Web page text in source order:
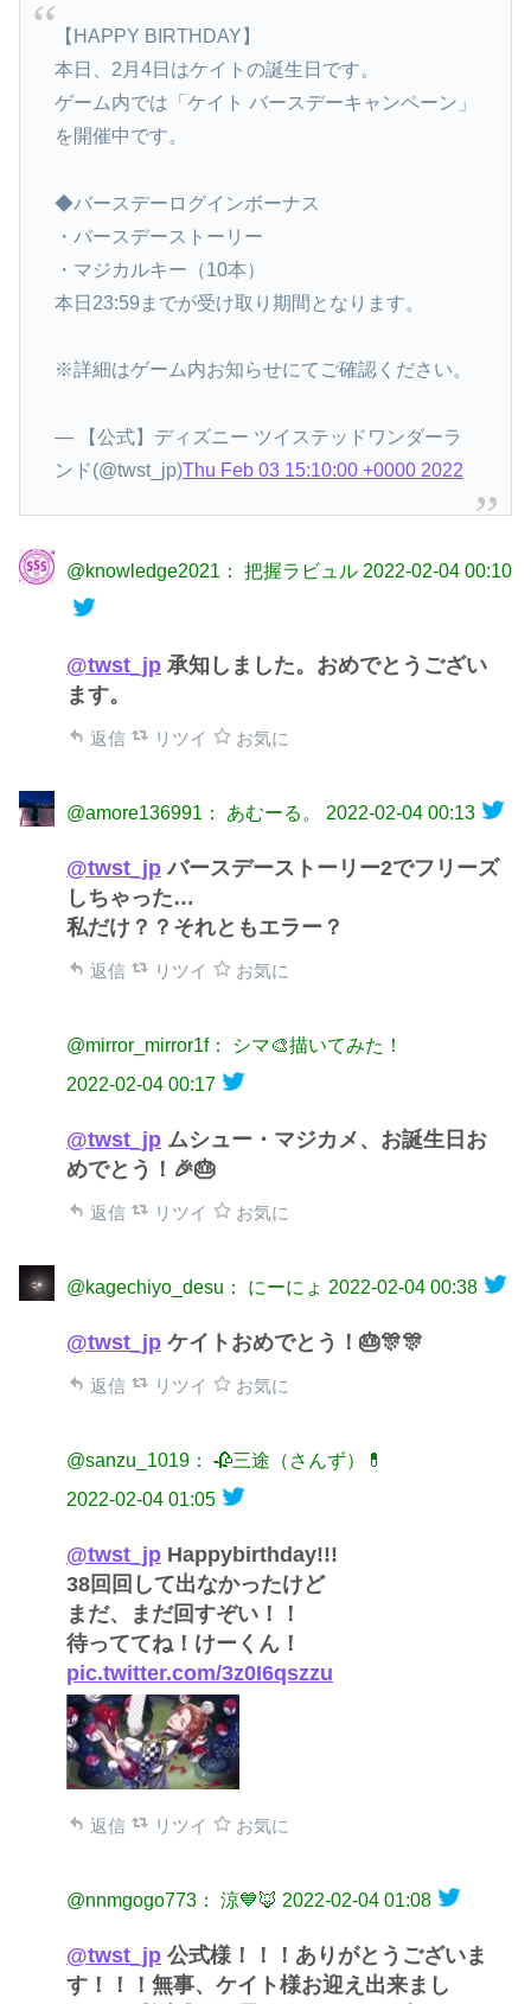
【HAPPY BIRTHDAY】
本日、2月4日はケイトの誕生日です。
ゲーム内では「ケイト バースデーキャンペーン」
を開催中です。
◆バースデーログインボーナス
・バースデーストーリー
・マジカルキー（10本）
本日23:59までが受け取り期間となります。
※詳細はゲーム内お知らせにてご確認ください。
— 【公式】ディズニー ツイステッドワンダーラ
ンド(@twst_jp)Thu Feb 03 15:10:00 +0000 2022
@knowledge2021： 把握ラビュル 2022-02-04 00:10
@twst_jp 承知しました。おめでとうござい
ます。
返信 リツイ お気に
@amore136991： あむーる。 2022-02-04 00:13
@twst_jp バースデーストーリー2でフリーズ
しちゃった…
私だけ？？それともエラー？
返信 リツイ お気に
@mirror_mirror1f： シマ🎨描いてみた！
2022-02-04 00:17
@twst_jp ムシュー・マジカメ、お誕生日お
めでとう！🎉🎂
返信 リツイ お気に
@kagechiyo_desu： にーにょ 2022-02-04 00:38
@twst_jp ケイトおめでとう！🎂🎊🎊
返信 リツイ お気に
@sanzu_1019： 🥀三途（さんず）💊
2022-02-04 01:05
@twst_jp Happybirthday!!!
38回回して出なかったけど
まだ、まだ回すぞい！！
待っててね！けーくん！
pic.twitter.com/3z0I6qszzu
返信 リツイ お気に
@nnmgogo773： 涼💙🦊 2022-02-04 01:08
@twst_jp 公式様！！！ありがとうございま
す！！！無事、ケイト様お迎え出来まし